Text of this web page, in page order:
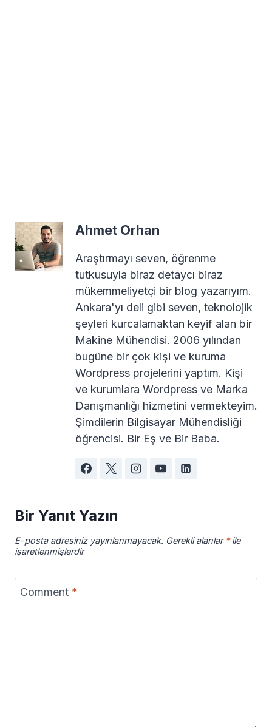
Ahmet Orhan
Araştırmayı seven, öğrenme
tutkusuyla biraz detaycı biraz
mükemmeliyetçi bir blog yazarıyım.
Ankara'yı deli gibi seven, teknolojik
şeyleri kurcalamaktan keyif alan bir
Makine Mühendisi. 2006 yılından
bugüne bir çok kişi ve kuruma
Wordpress projelerini yaptım. Kişi
ve kurumlara Wordpress ve Marka
Danışmanlığı hizmetini vermekteyim.
Şimdilerin Bilgisayar Mühendisliği
öğrencisi. Bir Eş ve Bir Baba.
Bir Yanıt Yazın
E-posta adresiniz yayınlanmayacak. Gerekli alanlar *ile
işaretlenmişlerdir
Comment *